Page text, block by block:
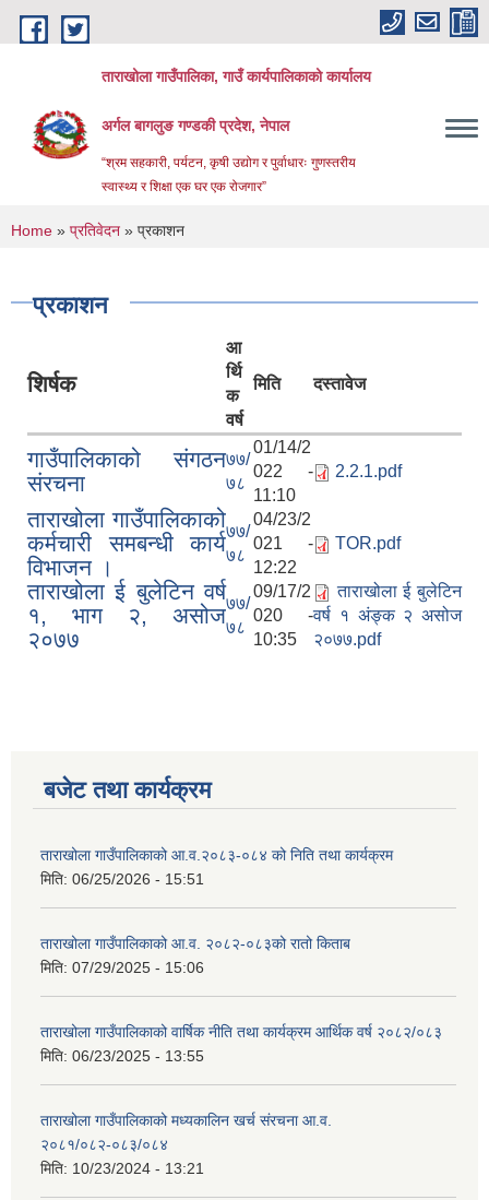
Skip to main content
ताराखोला गाउँपालिका, गाउँ कार्यपालिकाको कार्यालय
अर्गल बागलुङ गण्डकी प्रदेश, नेपाल
“श्रम सहकारी, पर्यटन, कृषी उद्योग र पुर्वाधारः गुणस्तरीय
स्वास्थ्य र शिक्षा एक घर एक रोजगार”
You are here
Home » प्रतिवेदन » प्रकाशन
प्रकाशन
शिर्षक
आ
र्थि
क
वर्ष
मिति दस्तावेज
गाउँपालिकाको संगठन
संरचना
७७/
७८
01/14/2
022 -
11:10
2.2.1.pdf
ताराखोला गाउँपालिकाको
कर्मचारी समबन्धी कार्य
विभाजन ।
७७/
७८
04/23/2
021 -
12:22
TOR.pdf
ताराखोला ई बुलेटिन वर्ष
१, भाग २, असोज
२०७७
७७/
७८
09/17/2
020 -
10:35
ताराखोला ई बुलेटिन
वर्ष १ अंङ्क २ असोज
२०७७.pdf
बजेट तथा कार्यक्रम
ताराखोला गाउँपालिकाको आ.व.२०८३-०८४ को निति तथा कार्यक्रम
मिति: 06/25/2026 - 15:51
ताराखोला गाउँपालिकाको आ.व. २०८२-०८३को रातो किताब
मिति: 07/29/2025 - 15:06
ताराखोला गाउँपालिकाको वार्षिक नीति तथा कार्यक्रम आर्थिक वर्ष २०८२/०८३
मिति: 06/23/2025 - 13:55
ताराखोला गाउँपालिकाको मध्यकालिन खर्च संरचना आ.व.
२०८१/०८२-०८३/०८४
मिति: 10/23/2024 - 13:21